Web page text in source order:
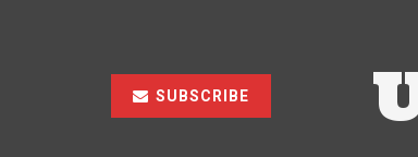
SUBSCRIBE